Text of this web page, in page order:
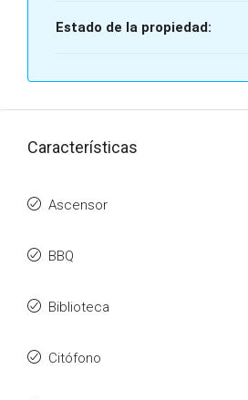
Estado de la propiedad:
Características
Ascensor
BBQ
Biblioteca
Citófono